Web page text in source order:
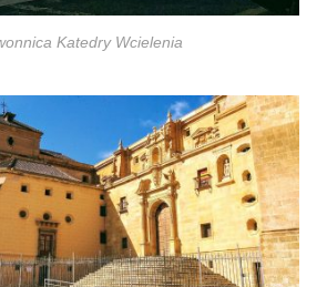
Katedry Wcielenia